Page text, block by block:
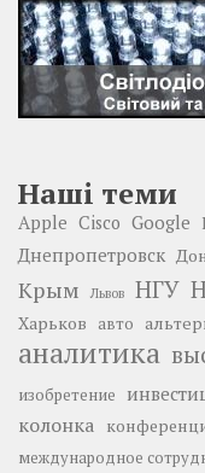
Наші теми
Apple Cisco Google
Днепропетровск
Крым Львов НГУ
Харьков авто
аналитика
изобретение
колонка
международное